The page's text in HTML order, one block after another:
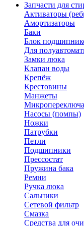
Запчасти для
Активаторы
Амортизаторы
Баки
Блок
Для
Замки люка
Клапан воды
Крепёж
Крестовины
Манжеты
Насосы (помпы)
Ножки
Патрубки
Петли
Подшипники
Прессостат
Пружина бака
Ремни
Ручка люка
Сальники
Сетевой фильтр
Смазка
Средства для